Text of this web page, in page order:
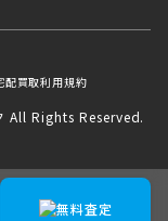
配買取利用規約
All Rights Reserved.
無料査定